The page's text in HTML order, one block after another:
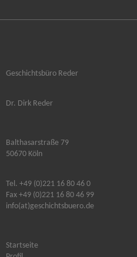
Geschichtsbüro Reder
Dr. Dirk Reder
Balthasarstraße 79
50670 Köln
Tel. +49 (0)221 16 80 46 0
Fax +49 (0)221 16 80 46 99
info(at)geschichtsbuero.de
Startseite